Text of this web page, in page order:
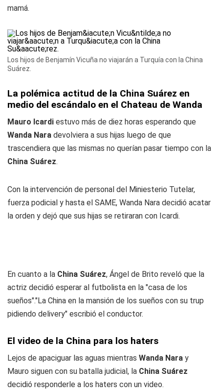
mamá.
Los hijos de Benjamín Vicuña no viajarán a Turquía con la China
Suárez.
La polémica actitud de la China Suárez en
medio del escándalo en el Chateau de Wanda
Mauro Icardi estuvo más de diez horas esperando que
Wanda Nara devolviera a sus hijas luego de que
trascendiera que las mismas no querían pasar tiempo con la
China Suárez.
Con la intervención de personal del Miniesterio Tutelar,
fuerza podicial y hasta el SAME, Wanda Nara decidió acatar
la orden y dejó que sus hijas se retiraran con Icardi.
En cuanto a la China Suárez, Ángel de Brito reveló que la
actriz decidió esperar al futbolista en la "casa de los
sueños"."La China en la mansión de los sueños con su trup
pidiendo delivery" escribió el conductor.
El video de la China para los haters
Lejos de apaciguar las aguas mientras Wanda Nara y
Mauro siguen con su batalla judicial, la China Suárez
decidió responderle a los haters con un video.